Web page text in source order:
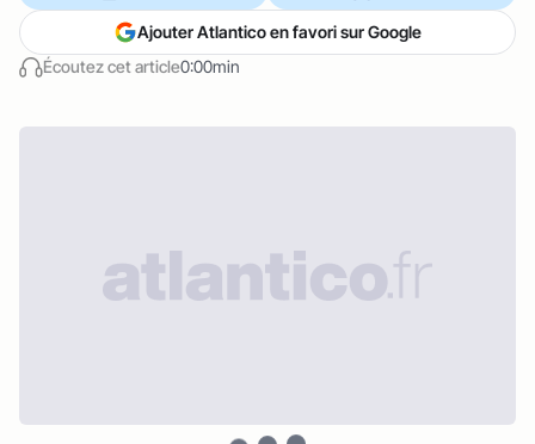
Écoutez cet article0:00min
Ajouter Atlantico en favori sur Google